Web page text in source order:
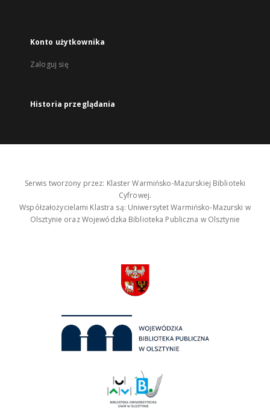
Konto użytkownika
Zaloguj się
Historia przeglądania
Serwis tworzony przez: Klaster Warmińsko-Mazurskiej Biblioteki
Cyfrowej.
Współzałożycielami Klastra są: Uniwersytet Warmińsko-Mazurski w
Olsztynie oraz Wojewódzka Biblioteka Publiczna w Olsztynie